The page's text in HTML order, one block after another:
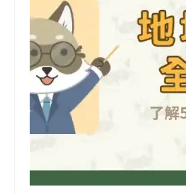
其他貸款
申貸Q&A
久通專欄
時事解析
生活理財